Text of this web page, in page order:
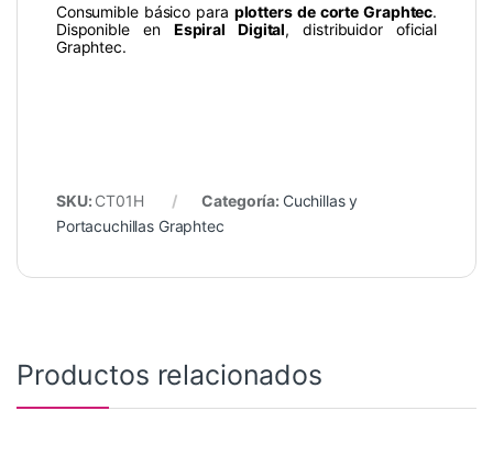
Consumible básico para plotters de corte Graphtec.
Disponible en Espiral Digital, distribuidor oficial
Graphtec.
SKU: CT01H Categoría: Cuchillas y
Portacuchillas Graphtec
Productos relacionados